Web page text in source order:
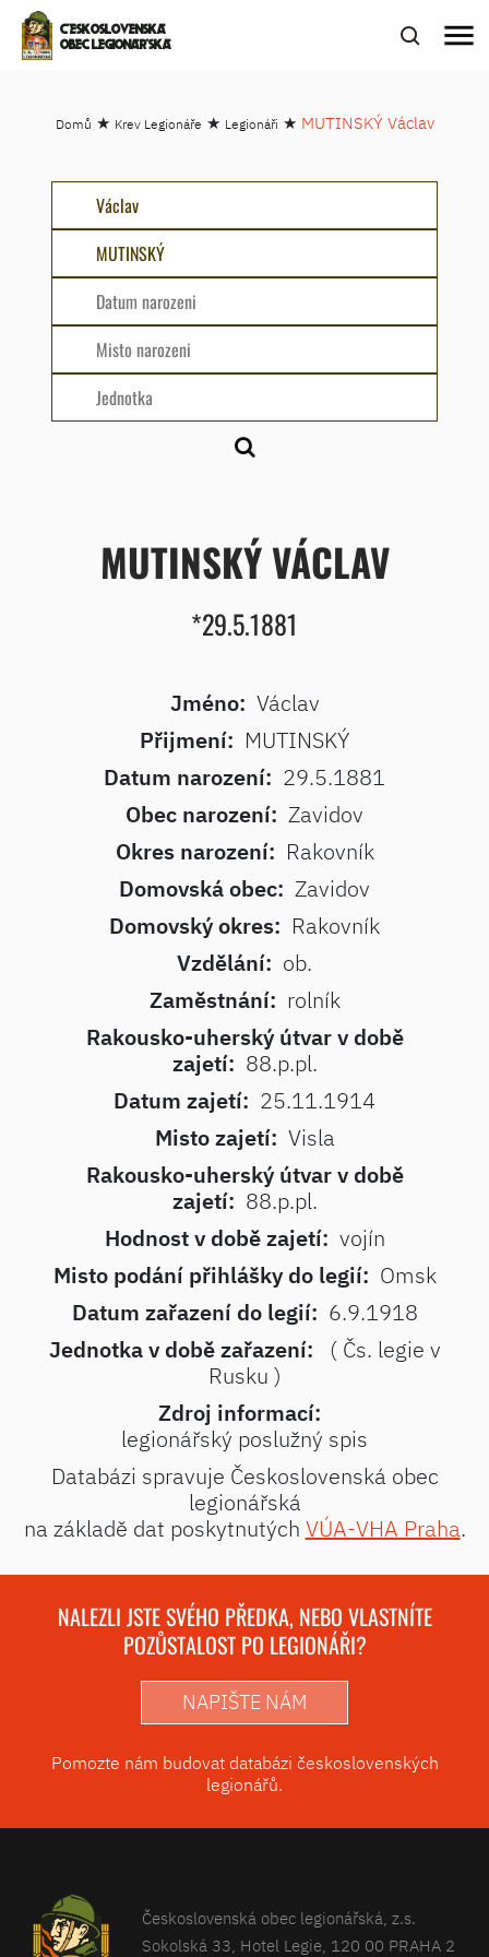
ČESKOSLOVENSKÁ
OBEC LEGIONÁŘSKÁ
menu
Domů ★ Krev Legionáře ★ Legionáři ★ MUTINSKÝ Václav
MUTINSKÝ VÁCLAV
*29.5.1881
Jméno: Václav
Přijmení: MUTINSKÝ
Datum narození: 29.5.1881
Obec narození: Zavidov
Okres narození: Rakovník
Domovská obec: Zavidov
Domovský okres: Rakovník
Vzdělání: ob.
Zaměstnání: rolník
Rakousko-uherský útvar v době
zajetí: 88.p.pl.
Datum zajetí: 25.11.1914
Misto zajetí: Visla
Rakousko-uherský útvar v době
zajetí: 88.p.pl.
Hodnost v době zajetí: vojín
Misto podání přihlášky do legií: Omsk
Datum zařazení do legií: 6.9.1918
Jednotka v době zařazení:
( Čs. legie v
Rusku )
Zdroj informací:
legionářský poslužný spis
Databázi spravuje Československá obec
legionářská
na základě dat poskytnutých VÚA-VHA Praha.
NALEZLI JSTE SVÉHO PŘEDKA, NEBO VLASTNÍTE
POZŮSTALOST PO LEGIONÁŘI?
NAPIŠTE NÁM
Pomozte nám budovat databázi československých
legionářů.
Československá obec legionářská, z.s.
Sokolská 33, Hotel Legie, 120 00 PRAHA 2